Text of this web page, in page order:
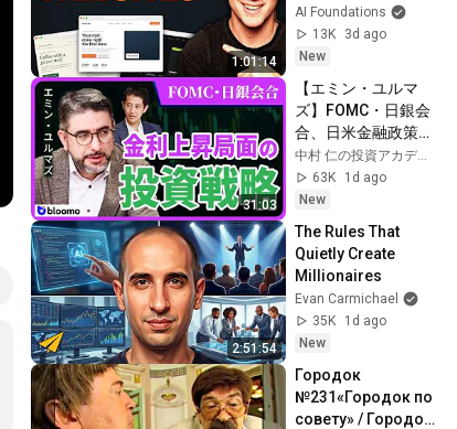
1:01:14
Guide)
AI Foundations
13K
3d ago
New
31:03
【エミン・ユルマ
ズ】FOMC・日銀会
合、日米金融政策の
行方は?ドル円170円
の条件と金利上昇局
面の投資戦略
中村 仁の投資アカデミー / ブルーモ証券
63K
1d ago
New
2:51:54
The Rules That
Quietly Create
Millionaires
Evan Carmichael
35K
1d ago
New
Городок
№231«Городок по
совету» / Городок